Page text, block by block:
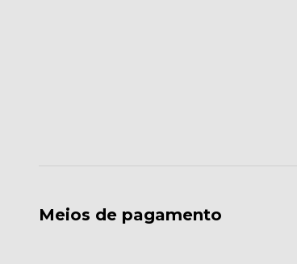
Meios de pagamento